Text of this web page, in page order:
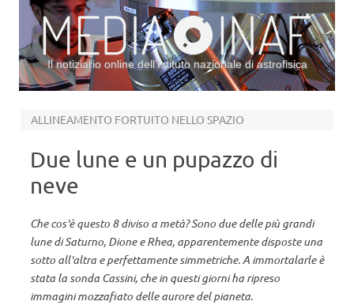
Il notiziario online dell’Istituto nazionale di astrofisica
ALLINEAMENTO FORTUITO NELLO SPAZIO
Due lune e un pupazzo di
neve
Che cos'è questo 8 diviso a metà? Sono due delle più grandi
lune di Saturno, Dione e Rhea, apparentemente disposte una
sotto all'altra e perfettamente simmetriche. A immortalarle è
stata la sonda Cassini, che in questi giorni ha ripreso
immagini mozzafiato delle aurore del pianeta.